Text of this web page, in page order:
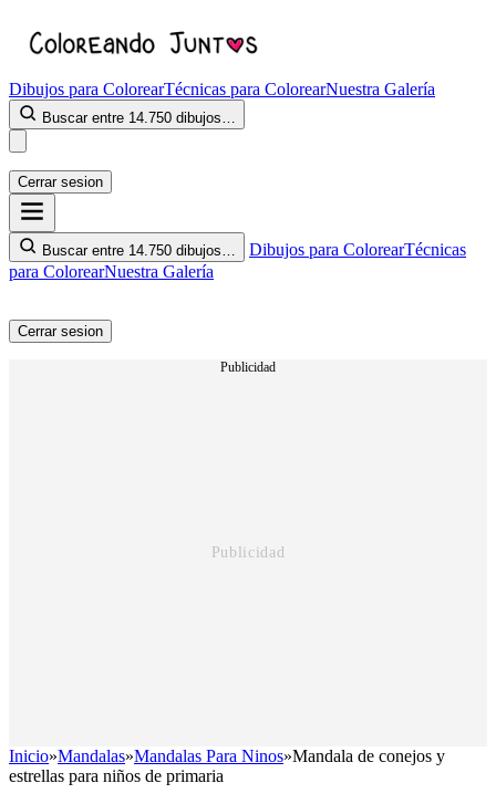
Dibujos para ColorearTécnicas para ColorearNuestra Galería
Buscar entre 14.750 dibujos…
Cerrar sesion
Buscar entre 14.750 dibujos… Dibujos para ColorearTécnicas
para ColorearNuestra Galería
Cerrar sesion
Publicidad
Inicio»Mandalas»Mandalas Para Ninos»Mandala de conejos y
estrellas para niños de primaria